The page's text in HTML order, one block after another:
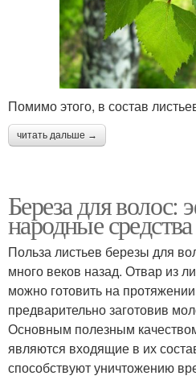
Помимо этого, в состав
читать дальше →
Береза для волос:
народные средства
Польза листьев березы для
много веков назад. Отвар из
можно готовить на протяжении
предварительно заготовив
Основным полезным
являются входящие в их
способствуют уничтожению